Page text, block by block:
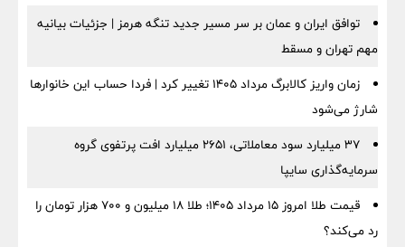
توافق ایران و عمان بر سر مسیر جدید تنگه هرمز | جزئیات بیانیه
مهم تهران و مسقط
زمان واریز کالابرگ مرداد ۱۴۰۵ تغییر کرد | فردا حساب این خانوارها
شارژ می‌شود
۳۷ میلیارد سود معاملاتی، ۲۶۵۱ میلیارد افت پرتفوی گروه
سرمایه‌گذاری سایپا
قیمت طلا امروز ۱۵ مرداد ۱۴۰۵؛ طلا ۱۸ میلیون و ۷۰۰ هزار تومان را
رد می‌کند؟